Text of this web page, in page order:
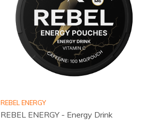
REBEL ENERGY
REBEL ENERGY - Energy Drink